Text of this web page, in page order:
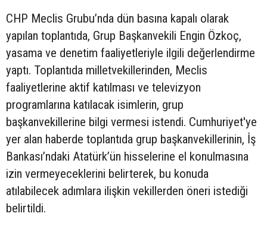
CHP Meclis Grubu’nda dün basına kapalı olarak
yapılan toplantıda, Grup Başkanvekili Engin Özkoç,
yasama ve denetim faaliyetleriyle ilgili değerlendirme
yaptı. Toplantıda milletvekillerinden, Meclis
faaliyetlerine aktif katılması ve televizyon
programlarına katılacak isimlerin, grup
başkanvekillerine bilgi vermesi istendi. Cumhuriyet'ye
yer alan haberde toplantıda grup başkanvekillerinin, İş
Bankası’ndaki Atatürk’ün hisselerine el konulmasına
izin vermeyeceklerini belirterek, bu konuda
atılabilecek adımlara ilişkin vekillerden öneri istediği
belirtildi.